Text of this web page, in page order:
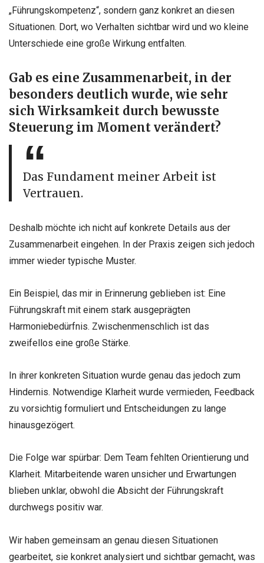
„Führungskompetenz“, sondern ganz konkret an diesen
Situationen. Dort, wo Verhalten sichtbar wird und wo kleine
Unterschiede eine große Wirkung entfalten.
Gab es eine Zusammenarbeit, in der
besonders deutlich wurde, wie sehr
sich Wirksamkeit durch bewusste
Steuerung im Moment verändert?
Das Fundament meiner Arbeit ist
Vertrauen.
Deshalb möchte ich nicht auf konkrete Details aus der
Zusammenarbeit eingehen. In der Praxis zeigen sich jedoch
immer wieder typische Muster.
Ein Beispiel, das mir in Erinnerung geblieben ist: Eine
Führungskraft mit einem stark ausgeprägten
Harmoniebedürfnis. Zwischenmenschlich ist das
zweifellos eine große Stärke.
In ihrer konkreten Situation wurde genau das jedoch zum
Hindernis. Notwendige Klarheit wurde vermieden, Feedback
zu vorsichtig formuliert und Entscheidungen zu lange
hinausgezögert.
Die Folge war spürbar: Dem Team fehlten Orientierung und
Klarheit. Mitarbeitende waren unsicher und Erwartungen
blieben unklar, obwohl die Absicht der Führungskraft
durchwegs positiv war.
Wir haben gemeinsam an genau diesen Situationen
gearbeitet, sie konkret analysiert und sichtbar gemacht, was